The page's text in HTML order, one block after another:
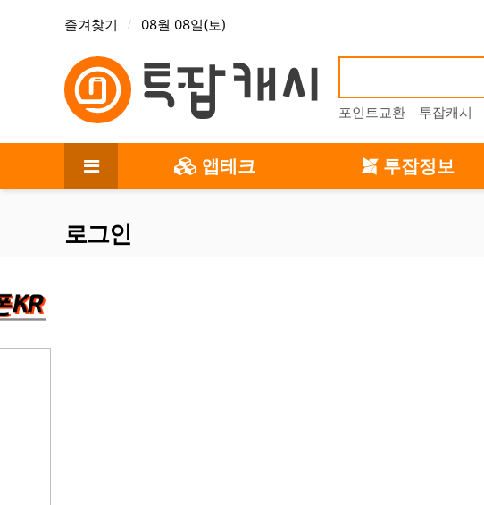
상단 메뉴
즐겨찾기 08월 08일(토)
AI알바 돈버는 앱소개 만물상 포인트교환 투잡캐시
메인 메뉴 앱테크 투잡정보
로그인